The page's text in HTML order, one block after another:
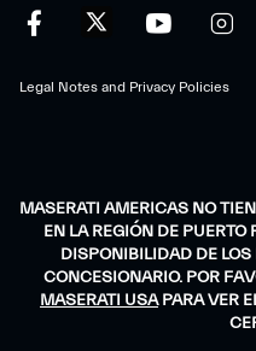
Legal Notes and Privacy Policies
MASERATI AMERICAS NO
EN LA REGIÓN DE PUERTO
DISPONIBILIDAD DE
CONCESIONARIO. POR
MASERATI USAPARA VER